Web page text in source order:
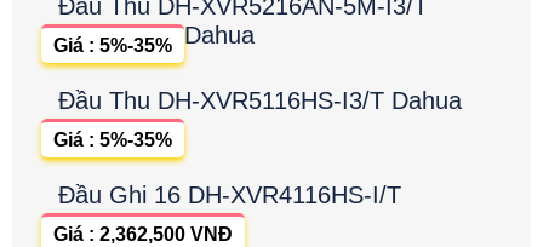
Đầu Thu DH-XVR5216AN-5M-I3/T
Dahua
Giá : 5%-35%
Đầu Thu DH-XVR5116HS-I3/T Dahua
Giá : 5%-35%
Đầu Ghi 16 DH-XVR4116HS-I/T
Giá : 2,362,500 VNĐ